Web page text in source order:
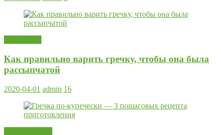
Как правильно варить гречку, чтобы она была
рассыпчатой
2020-04-01 admin 16